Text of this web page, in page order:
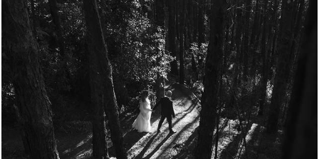
1964 45